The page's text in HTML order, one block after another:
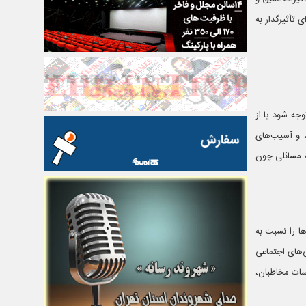
به
شود یا از
و آسیب‌های
مسائلی چون
را نسبت به
اجتماعی
مخاطبان،